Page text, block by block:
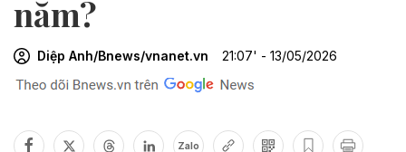
năm?
Diệp Anh/Bnews/vnanet.vn 21:07' - 13/05/2026
Zalo